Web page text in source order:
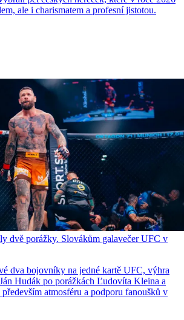
ale i charismatem a profesní jistotou.
dvě porážky. Slovákům galavečer UFC v
dva bojovníky na jedné kartě UFC, výhra
Hudák po porážkách Ľudovíta Kleina a
atmosféru a podporu fanoušků v